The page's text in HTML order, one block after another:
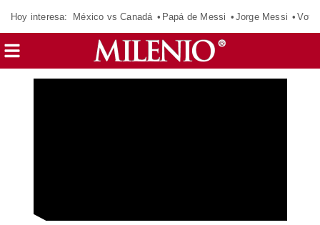
Hoy interesa: México vs Canadá Papá de Messi Jorge Messi